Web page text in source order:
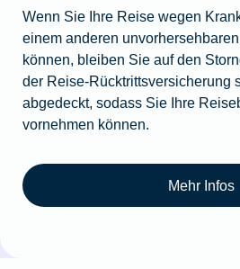
Wenn Sie Ihre Reise wegen
einem anderen
können, bleiben Sie auf den
der Reise-Rücktrittsversicherung
abgedeckt, sodass Sie Ihre
vornehmen können.
Mehr Infos